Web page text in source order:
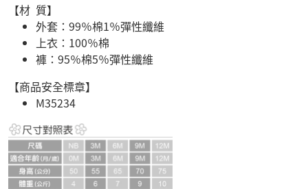
【材 質】
外套：99％棉1％彈性纖維
上衣：100％棉
褲：95％棉5％彈性纖維
【商品安全標章】
M35234